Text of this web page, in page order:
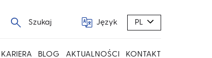
Szukaj Język PL
KARIERA BLOG AKTUALNOŚCI KONTAKT